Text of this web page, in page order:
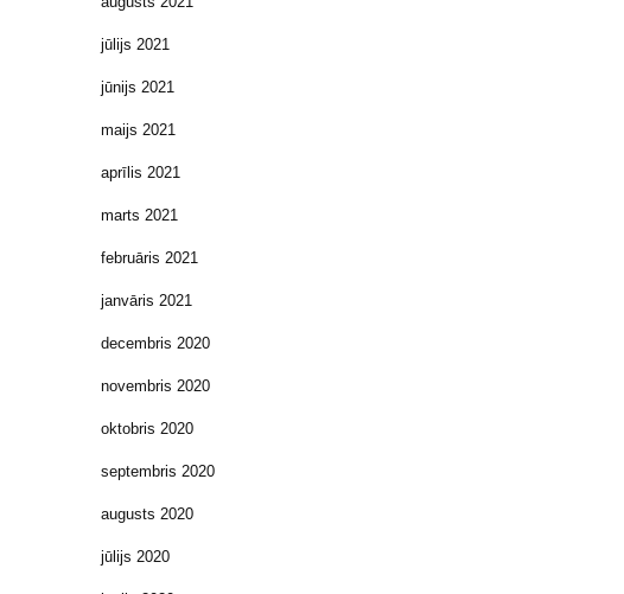
jūlijs 2021
jūnijs 2021
maijs 2021
aprīlis 2021
marts 2021
februāris 2021
janvāris 2021
decembris 2020
novembris 2020
oktobris 2020
septembris 2020
augusts 2020
jūlijs 2020